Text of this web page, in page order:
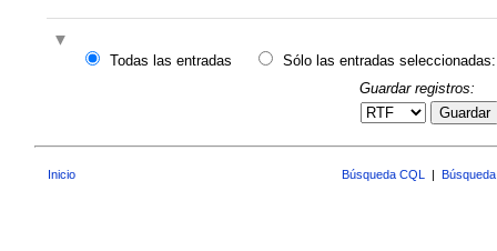
Todas las entradas
Sólo las entradas seleccionadas:
Guardar registros:
Guardar
Inicio Búsqueda CQL